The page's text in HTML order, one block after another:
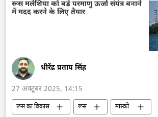
दक्षिण कोरिया
रूसी सेना
विशेष सैन्य अभियान
विदेश मंत्रालय
रूसी विदेश मंत्रालय
रूस मलेशिया को बड़े परमाणु ऊर्जा संयंत्र बनाने
में मदद करने के लिए तैयार
धीरेंद्र प्रताप सिंह
27 अक्टूबर 2025, 14:15
रूस का विकास रूस
मास्को